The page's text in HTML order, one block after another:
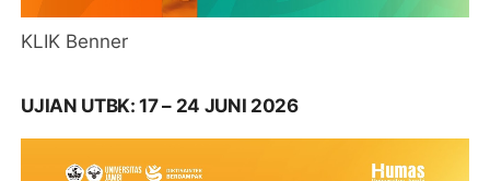
KLIK Benner
UJIAN UTBK: 17 – 24 JUNI 2026